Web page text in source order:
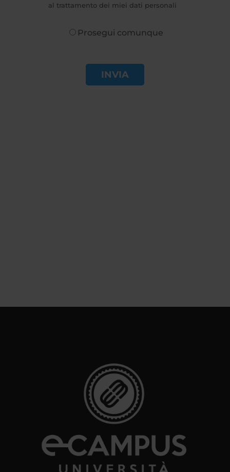
al trattamento dei miei dati personali
Prosegui comunque